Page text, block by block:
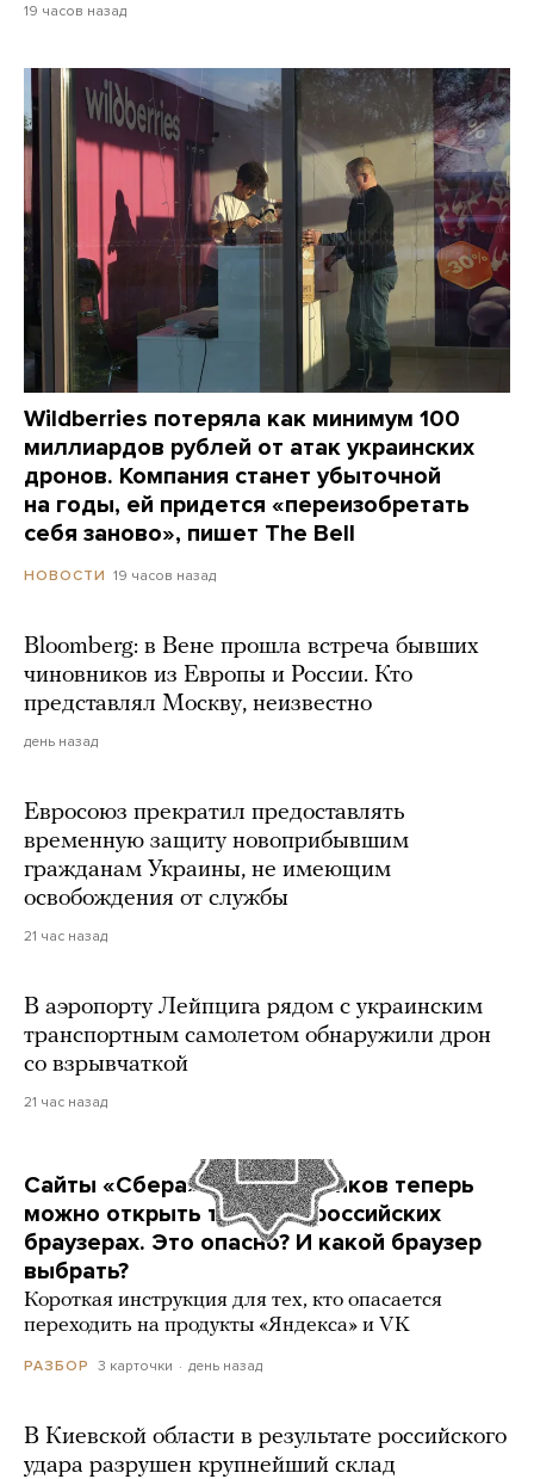
19 часов назад
Wildberries потеряла как минимум 100
миллиардов рублей от атак украинских
дронов. Компания станет убыточной
на годы, ей придется «переизобретать
себя заново», пишет The Bell
НОВОСТИ 19 часов назад
Bloomberg: в Вене прошла встреча бывших
чиновников из Европы и России. Кто
представлял Москву, неизвестно
день назад
Евросоюз прекратил предоставлять
временную защиту новоприбывшим
гражданам Украины, не имеющим
освобождения от службы
21 час назад
В аэропорту Лейпцига рядом с украинским
транспортным самолетом обнаружили дрон
со взрывчаткой
21 час назад
Сайты «Сбера» и других банков теперь
можно открыть только в российских
браузерах. Это опасно? И какой браузер
выбрать?
Короткая инструкция для тех, кто опасается
переходить на продукты «Яндекса» и VK
РАЗБОР 3 карточки день назад
В Киевской области в результате российского
удара разрушен крупнейший склад